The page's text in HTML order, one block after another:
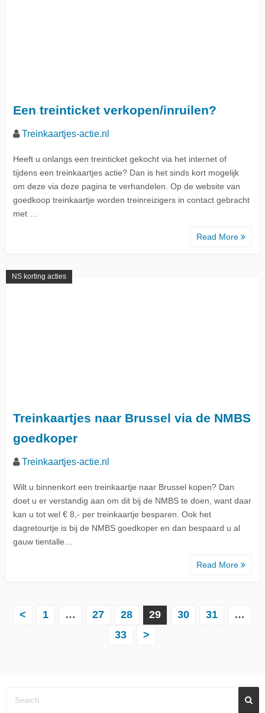
Een treinticket verkopen/inruilen?
Treinkaartjes-actie.nl
Heeft u onlangs een treinticket gekocht via het internet of
tijdens een treinkaartjes actie? Dan is het sinds kort mogelijk
om deze via deze pagina te verhandelen. Op de website van
goedkoop treinkaartje worden treinreizigers in contact gebracht
met …
Read More
NS korting acties
Treinkaartjes naar Brussel via de NMBS
goedkoper
Treinkaartjes-actie.nl
Wilt u binnenkort een treinkaartje naar Brussel kopen? Dan
doet u er verstandig aan om dit bij de NMBS te doen, want daar
kan u tot wel € 8,- per treinkaartje besparen. Ook het
dagretourtje is bij de NMBS goedkoper en dan bespaard u al
gauw tientalle…
Read More
< 1 … 27 28 29 30 31
…
33
>